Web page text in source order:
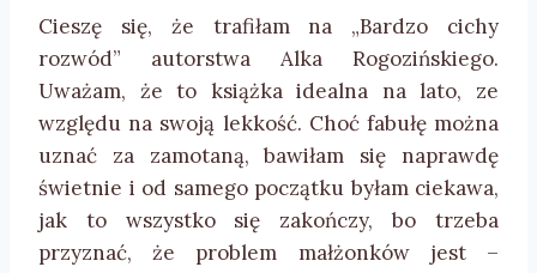
Cieszę się, że trafiłam na „Bardzo cichy
rozwód” autorstwa Alka Rogozińskiego.
Uważam, że to książka idealna na lato, ze
względu na swoją lekkość. Choć fabułę można
uznać za zamotaną, bawiłam się naprawdę
świetnie i od samego początku byłam ciekawa,
jak to wszystko się zakończy, bo trzeba
przyznać, że problem małżonków jest –